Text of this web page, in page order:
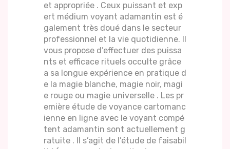
et appropriée . Ceux puissant et exp
ert médium voyant adamantin est é
galement très doué dans le secteur
professionnel et la vie quotidienne. Il
vous propose d’effectuer des puissa
nts et efficace rituels occulte grâce
a sa longue expérience en pratique d
e la magie blanche, magie noir, magi
e rouge ou magie universelle . Les pr
emière étude de voyance cartomanc
ienne en ligne avec le voyant compé
tent adamantin sont actuellement g
ratuite . Il s’agit de l’étude de faisabil